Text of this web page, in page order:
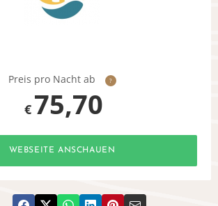
Preis pro Nacht ab ?
€ 75,70
WEBSEITE ANSCHAUEN